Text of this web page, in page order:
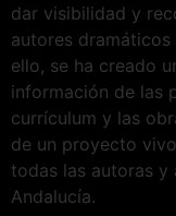
dar visibilidad y
autores dramáticos
ello, se ha creado
información de las
currículum y las
de un proyecto
todas las autoras y
Andalucía.